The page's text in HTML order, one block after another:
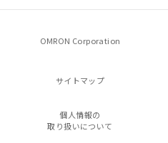
OMRON Corporation
サイトマップ
個人情報の
取り扱いについて